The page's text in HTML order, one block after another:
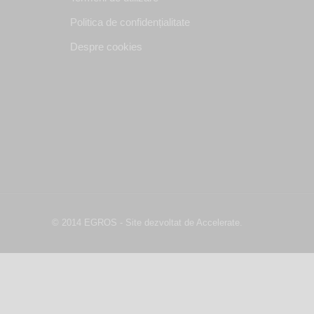
Politica de confidențialitate
Despre cookies
© 2014 EGROS - Site dezvoltat de Accelerate.